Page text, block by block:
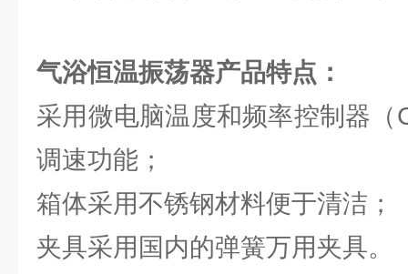
气浴恒温振荡器产品特点：
采用微电脑温度和频率控制器（
调速功能；
箱体采用不锈钢材料便于清洁；
夹具采用国内的弹簧万用夹具。